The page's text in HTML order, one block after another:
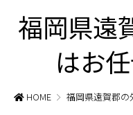
福岡県遠
はお
HOME 福岡県遠賀郡の